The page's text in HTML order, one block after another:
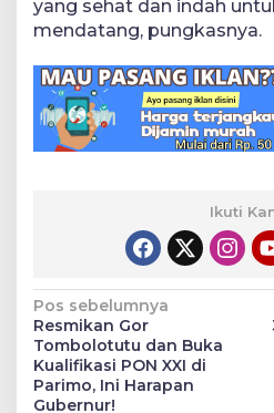
yang sehat dan indah
mendatang, pungkasnya.
Ikuti
Navigasi
pos
Pos sebelumnya
Resmikan Gor
Tombolotutu dan Buka
Kualifikasi PON XXI di
Parimo, Ini Harapan
Gubernur!